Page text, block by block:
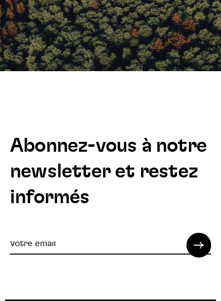
Abonnez-vous à notre
newsletter et restez
informés
Votre